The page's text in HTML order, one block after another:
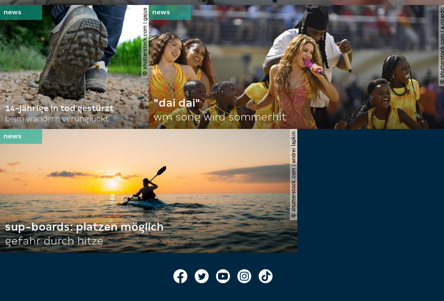
© shutterstock.com | gajus
14-jährige in tod gestürzt
beim wandern verunglückt
©
"dai dai"
wm song wird sommerhit
© shutterstock.com | andrei lapkin
sup-boards: platzen möglich
gefahr durch hitze